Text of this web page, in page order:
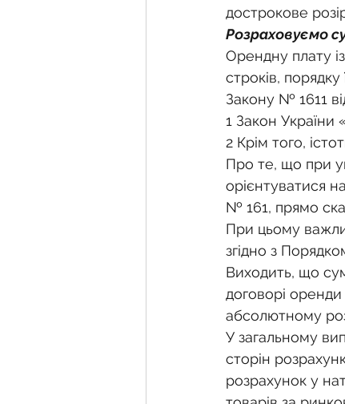
Сервітут Державна
Загальні правові
дострокове
Розраховуємо
Орендну плату
строків, порядку
Закону № 1611
1 Закон України
2 Крім того,
Про те, що при
орієнтуватися
№ 161, прямо
При цьому
згідно з
Виходить, що
договорі
абсолютному
У загальному
сторін
розрахунок у